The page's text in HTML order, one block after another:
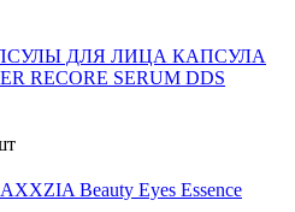
ДЛЯ ЛИЦА КАПСУЛА
RECORE SERUM DDS
Beauty Eyes Essence